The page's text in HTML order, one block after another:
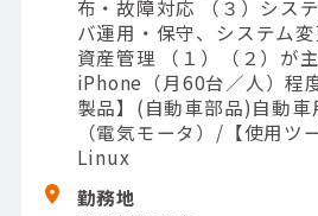
布・故障対応 （３）シス
バ運用・保守、システム
資産管理 （１）（２）が
iPhone（月60台／人）程
製品】(自動車部品)自動車
（電気モータ）/【使用ツ
Linux
勤務地